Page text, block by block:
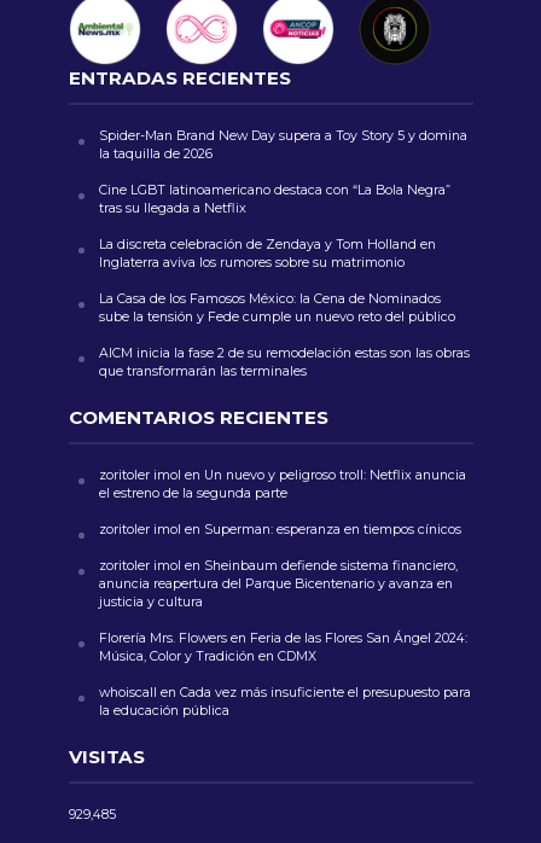
ENTRADAS RECIENTES
Spider-Man Brand New Day supera a Toy Story 5 y domina
la taquilla de 2026
Cine LGBT latinoamericano destaca con “La Bola Negra”
tras su llegada a Netflix
La discreta celebración de Zendaya y Tom Holland en
Inglaterra aviva los rumores sobre su matrimonio
La Casa de los Famosos México: la Cena de Nominados
sube la tensión y Fede cumple un nuevo reto del público
AICM inicia la fase 2 de su remodelación estas son las obras
que transformarán las terminales
COMENTARIOS RECIENTES
zoritoler imol en Un nuevo y peligroso troll: Netflix anuncia
el estreno de la segunda parte
zoritoler imol en Superman: esperanza en tiempos cínicos
zoritoler imol en Sheinbaum defiende sistema financiero,
anuncia reapertura del Parque Bicentenario y avanza en
justicia y cultura
Florería Mrs. Flowersen Feria de las Flores San Ángel 2024:
Música, Color y Tradición en CDMX
whoiscall en Cada vez más insuficiente el presupuesto para
la educación pública
VISITAS
929,485